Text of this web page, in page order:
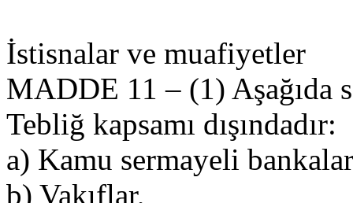
İstisnalar ve muafiyetler
MADDE 11 – (1) Aşağıda
Tebliğ kapsamı dışındadır:
a) Kamu sermayeli
b) Vakıflar,